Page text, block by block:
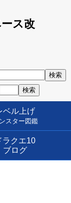
ス改
ベル上げ
スター図鑑
ラクエ10
ブログ